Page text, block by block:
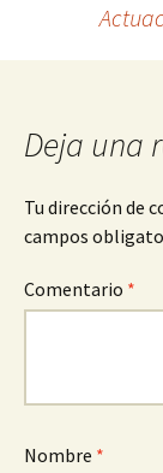
Deja una
Tu dirección de
campos
Comentario *
Nombre *